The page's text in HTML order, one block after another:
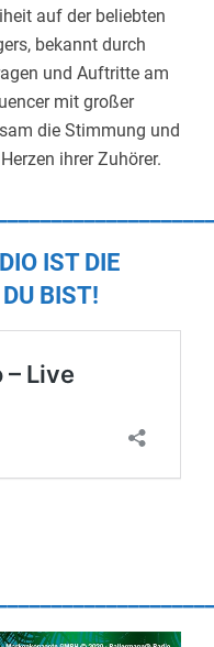
auf der beliebten
bekannt durch
und Auftritte am
mit großer
die Stimmung und
ihrer Zuhörer.
IST DIE
BIST!